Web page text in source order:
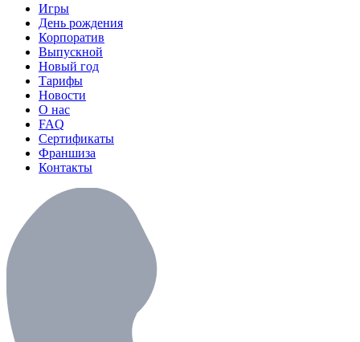
Игры
День рождения
Корпоратив
Выпускной
Новый год
Тарифы
Новости
О нас
FAQ
Сертификаты
Франшиза
Контакты